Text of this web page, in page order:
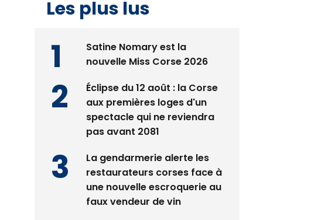
Les plus lus
Satine Nomary est la
nouvelle Miss Corse 2026
Éclipse du 12 août : la Corse
aux premières loges d'un
spectacle qui ne reviendra
pas avant 2081
La gendarmerie alerte les
restaurateurs corses face à
une nouvelle escroquerie au
faux vendeur de vin